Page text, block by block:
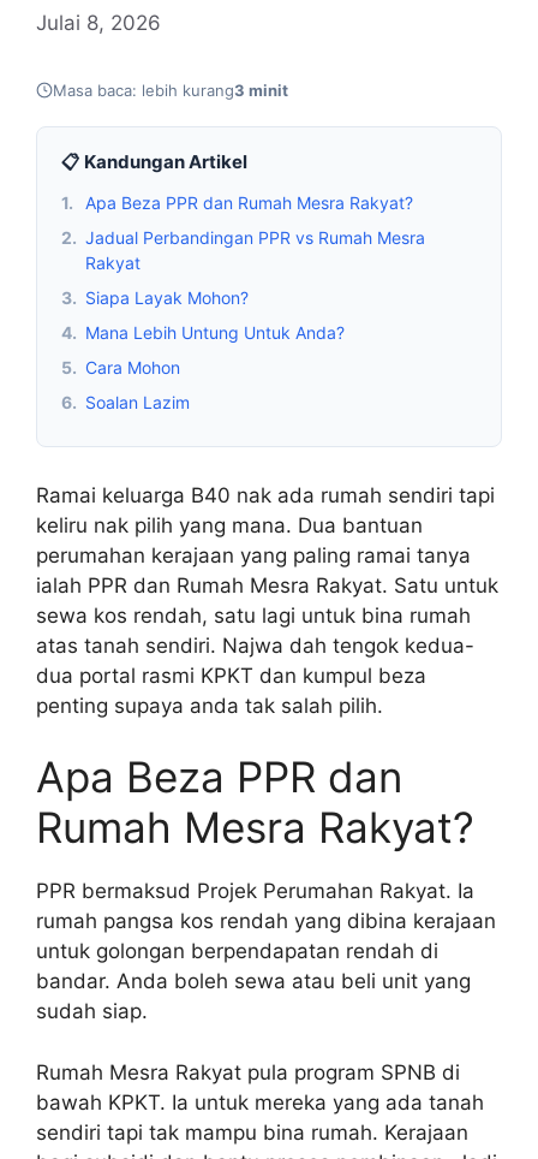
Julai 8, 2026
Masa baca: lebih kurang3 minit
📋 Kandungan Artikel
1.
Apa Beza PPR dan Rumah Mesra Rakyat?
2. Jadual Perbandingan PPR vs Rumah Mesra
Rakyat
3. Siapa Layak Mohon?
4. Mana Lebih Untung Untuk Anda?
5. Cara Mohon
6. Soalan Lazim
Ramai keluarga B40 nak ada rumah sendiri tapi
keliru nak pilih yang mana. Dua bantuan
perumahan kerajaan yang paling ramai tanya
ialah PPR dan Rumah Mesra Rakyat. Satu untuk
sewa kos rendah, satu lagi untuk bina rumah
atas tanah sendiri. Najwa dah tengok kedua-
dua portal rasmi KPKT dan kumpul beza
penting supaya anda tak salah pilih.
Apa Beza PPR dan
Rumah Mesra Rakyat?
PPR bermaksud Projek Perumahan Rakyat. Ia
rumah pangsa kos rendah yang dibina kerajaan
untuk golongan berpendapatan rendah di
bandar. Anda boleh sewa atau beli unit yang
sudah siap.
Rumah Mesra Rakyat pula program SPNB di
bawah KPKT. Ia untuk mereka yang ada tanah
sendiri tapi tak mampu bina rumah. Kerajaan